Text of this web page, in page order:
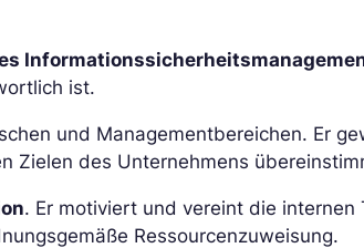
ist.
und Managementbereichen. Er
Zielen des Unternehmens
. Er motiviert und vereint die internen
Ressourcenzuweisung.